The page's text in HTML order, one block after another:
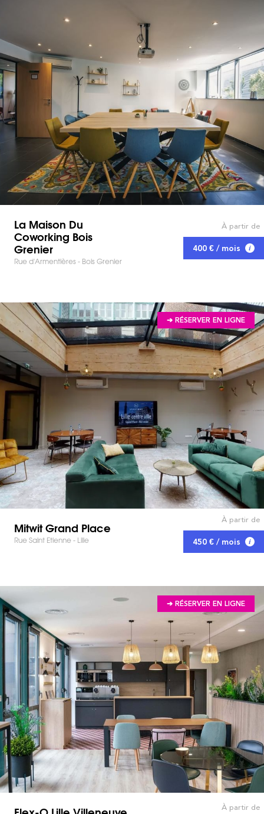
La Maison Du
Coworking Bois
Grenier
Rue d'Armentières - Bois Grenier
À partir de
400 € / mois
➔ RÉSERVER EN LIGNE
Mitwit Grand Place
Rue Saint Etienne - Lille
À partir de
450 € / mois
➔ RÉSERVER EN LIGNE
À partir de